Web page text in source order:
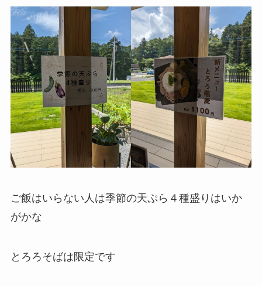
ご飯はいらない人は季節の天ぷら４種盛りはいか
がかな
とろろそばは限定です